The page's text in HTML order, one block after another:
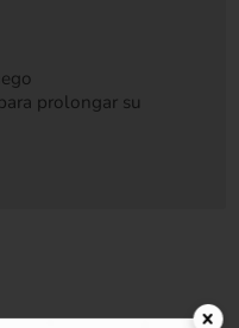
prolongar su